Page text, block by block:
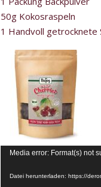
50g Kokosraspeln
1 Handvoll getrocknete
Media error: Format(s) not
Datei herunterladen: https://